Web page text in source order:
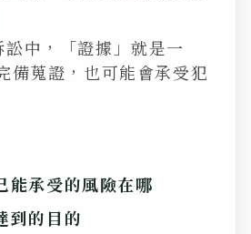
中，「證據」就是一
備蒐證，也可能會承受犯
能承受的風險在哪
到的目的